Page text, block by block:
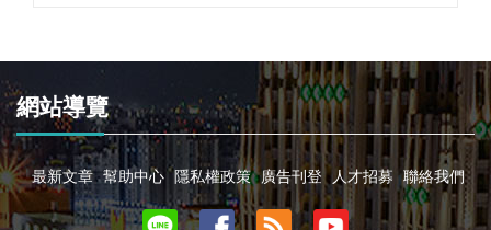
網站導覽
最新文章 幫助中心 隱私權政策 廣告刊登 人才招募 聯絡我們